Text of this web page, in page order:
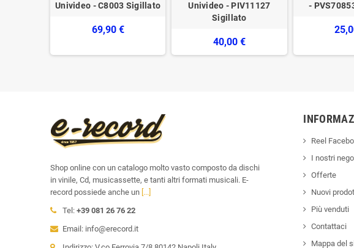
Univideo - C8003 Sigillato
69,90 €
Univideo - PIV11127
Sigillato
40,00 €
-
Shop online con un catalogo molto vasto composto da dischi
in vinile, Cd, musicassette, e tanti altri formati musicali. E-
record possiede anche un [...]
Tel: +39 081 26 76 22
Email: info@erecord.it
Reel
I nostri
Offerte
Nuovi
Più venduti
Contattaci
Mappa del